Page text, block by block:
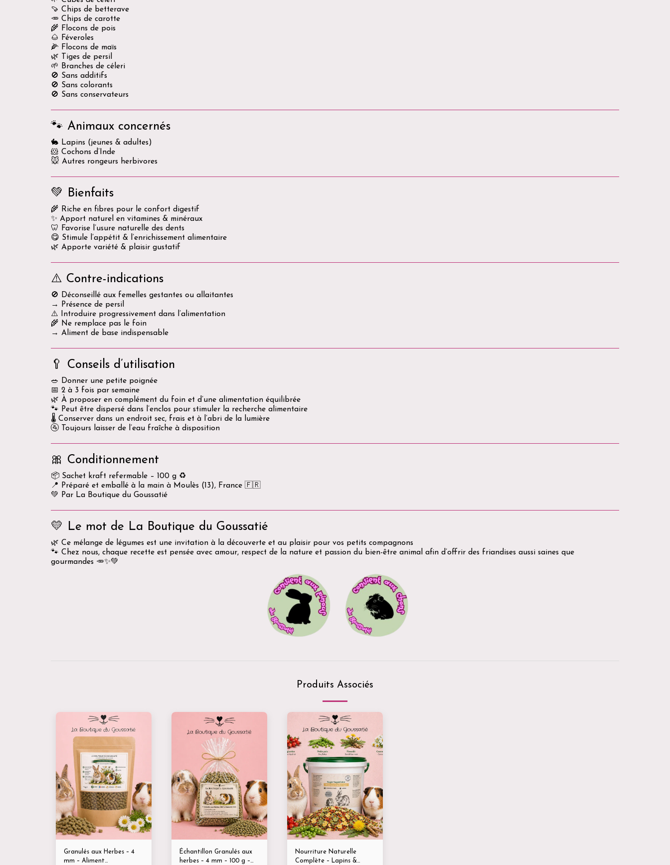
🍠 Chips de betterave
🥕 Chips de carotte
🌾 Flocons de pois
🌰 Féveroles
🌽 Flocons de maïs
🌿 Tiges de persil
🌱 Branches de céleri
🚫 Sans additifs
🚫 Sans colorants
🚫 Sans conservateurs
🐾 Animaux concernés
🐇 Lapins (jeunes & adultes)
🐹 Cochons d’Inde
🐭 Autres rongeurs herbivores
💚 Bienfaits
🌾 Riche en fibres pour le confort digestif
✨ Apport naturel en vitamines & minéraux
🦷 Favorise l’usure naturelle des dents
😋 Stimule l’appétit & l’enrichissement alimentaire
🌿 Apporte variété & plaisir gustatif
⚠️ Contre-indications
🚫 Déconseillé aux femelles gestantes ou allaitantes
→ Présence de persil
⚠️ Introduire progressivement dans l’alimentation
🌾 Ne remplace pas le foin
→ Aliment de base indispensable
🥄 Conseils d’utilisation
🥗 Donner une petite poignée
📅 2 à 3 fois par semaine
🌿 À proposer en complément du foin et d’une alimentation équilibrée
🐾 Peut être dispersé dans l’enclos pour stimuler la recherche alimentaire
🌡️ Conserver dans un endroit sec, frais et à l’abri de la lumière
🚰 Toujours laisser de l’eau fraîche à disposition
🎀 Conditionnement
📦 Sachet kraft refermable – 100 g ♻️
📍 Préparé et emballé à la main à Moulès (13), France 🇫🇷
💚 Par La Boutique du Goussatié
💛 Le mot de La Boutique du Goussatié
🌿 Ce mélange de légumes est une invitation à la découverte et au plaisir pour vos petits compagnons
🐾 Chez nous, chaque recette est pensée avec amour, respect de la nature et passion du bien-être animal afin d’offrir des friandises aussi saines que
gourmandes 🥕✨💚
Produits Associés
Granulés aux Herbes – 4
mm – Aliment
Échantillon Granulés aux
herbes – 4 mm – 100 g –
Nourriture Naturelle
Complète – Lapins &